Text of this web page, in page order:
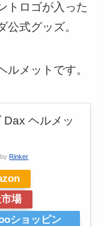
トロゴが入った
公式グッズ。
ルメットです。
Dax ヘルメッ
Rinker
場
ショッピン